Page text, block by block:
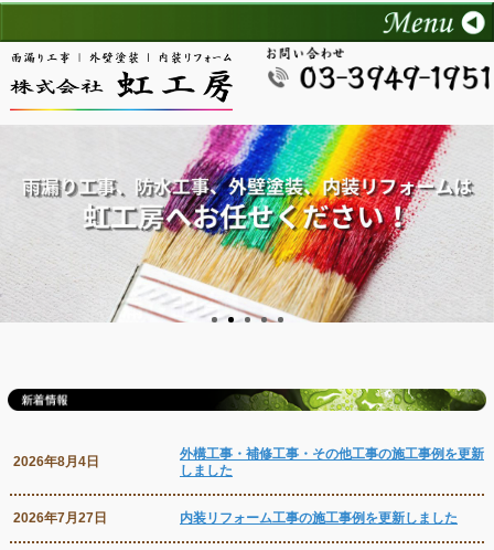
2026年8月4日
外構工事・補修工事・その他工事の施工事例を更新
しました
2026年7月27日 内装リフォーム工事の施工事例を更新しました